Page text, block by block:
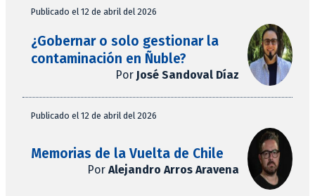
Publicado el 12 de abril del 2026
¿Gobernar o solo gestionar la
contaminación en Ñuble?
Por José Sandoval Díaz
Publicado el 12 de abril del 2026
Memorias de la Vuelta de Chile
Por Alejandro Arros Aravena